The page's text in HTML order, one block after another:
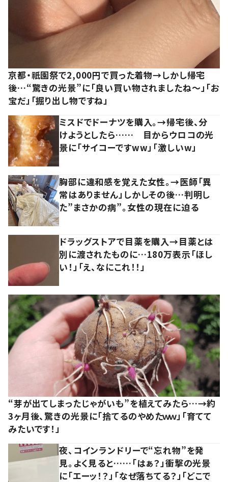
京都・祇園祭で2,000円で買った着物→しかし帰宅
後…“驚きの光景”に「良い買い物されましたね～」「お
宝だ」「掘り出し物ですね」
ミスドでドーナツを購入。→帰宅後、分
けようとしたら…… 目からウロコの光
景に「サイコーですww」「激しいw」
胸部に違和感を覚えた女性。→医師「異
常はありません」しかしその後…判明し
た”まさかの病”。女性の現在に迫る
ドラッグストアで目薬を購入→目薬とは
別に渡されたものに…180万表示「ほし
い！」「え、なにこれ！！」
“芽が出てしまったじゃがいも”を植えてみたら…→約
3ヶ月後、驚きの光景に「捨てるのやめたｗｗ」「育てて
みたいです！」
夜、コインランドリーで“忘れ物”を発
見。よく見ると……「はぁ？」衝撃の光景
に「エーッ！？」「なぜ落ちてる？」「どこで